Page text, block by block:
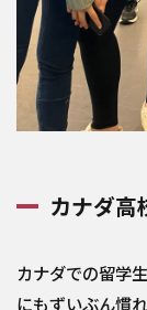
カナダ高
カナダでの留学
にもずいぶん慣